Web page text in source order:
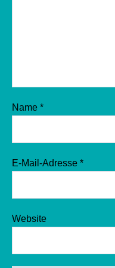
Name *
E-Mail-Adresse *
Website